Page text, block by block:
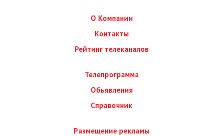
О Компании
Контакты
Рейтинг телеканалов
Телепрограмма
Обьявления
Справочник
Размещение рекламы